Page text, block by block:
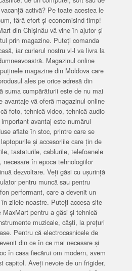
activă? Pe toate acestea le
fără efort și economisind timp!
din Chișinău vă vine în ajutor și
prin magazine. Puteți comanda
iar curierul nostru vi-l va livra la
Magazinul online
magazine din Moldova care
ales pe orice adresă din
suma cumpărăturii este de nu mai
avantaje vă oferă magazinul online
foto, tehnică video, tehnică audio
avantaj este numărul
aflate în stoc, printre care se
și accesoriile care țin de
tastaturile, cablurile, telefoanele
necesare în epoca tehnologiilor
dezvoltare. Veți găsi cu ușurință
pentru muncă sau pentru
performant, care a devenit un
zilele noastre. Puteți accesa site-
pentru a găsi și tehnică
muzicale, căști, la prețuri
Pentru că electrocasnicele de
din ce în ce mai necesare și
în casa fiecărui om modern, avem
capitol. Aveți nevoie de un frigider,